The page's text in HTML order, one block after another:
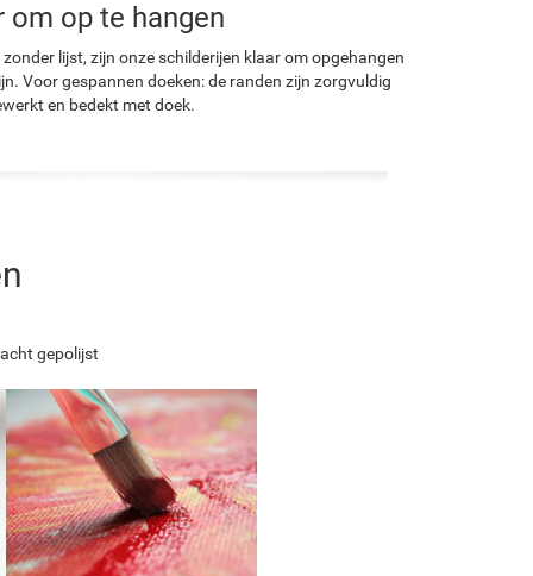
om op te hangen
lijst, zijn onze schilderijen klaar om opgehangen
Voor gespannen doeken: de randen zijn zorgvuldig
en bedekt met doek.
gepolijst